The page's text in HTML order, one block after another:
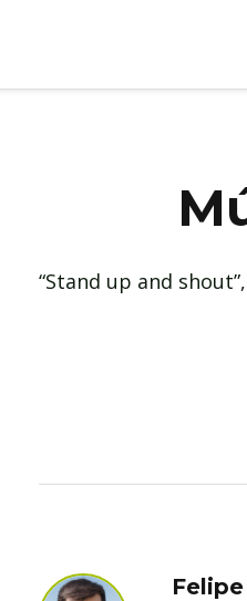
“Stand up and
Felipe